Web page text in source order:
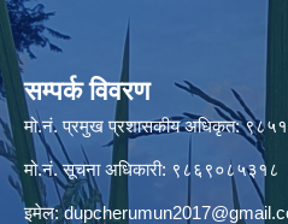
सम्पर्क विवरण
मो.नं. प्रमुख प्रशासकीय अधिकृत:
मो.नं. सूचना अधिकारी: ९८६९०८५३१८
इमेल: